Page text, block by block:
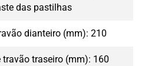
das pastilhas
dianteiro (mm): 210
traseiro (mm): 160